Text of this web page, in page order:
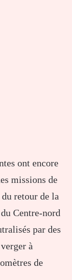
ont encore
missions de
retour de la
Centre-nord
par des
à
de